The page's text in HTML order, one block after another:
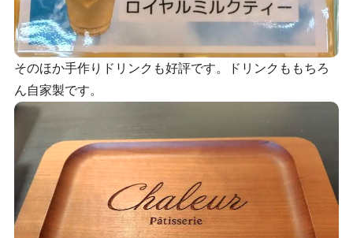
そのほか手作りドリンクも好評です。ドリンクももちろ
ん自家製です。